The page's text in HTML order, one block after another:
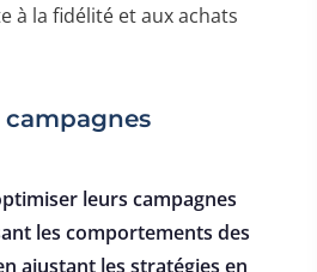
à la fidélité et aux achats
leurs campagnes
les comportements des
ajustant les stratégies en